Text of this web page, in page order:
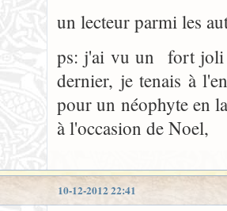
un lecteur parmi les
ps: j'ai vu un fort joli
dernier, je tenais à
pour un néophyte en
à l'occasion de Noel,
10-12-2012 22:41